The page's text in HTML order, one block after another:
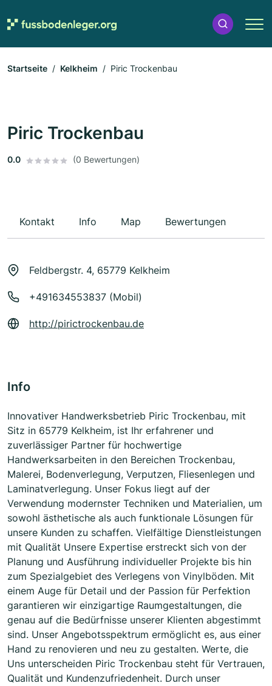
Startseite Kelkheim Piric Trockenbau
Piric Trockenbau
0.0 (0 Bewertungen)
Kontakt Info Map Bewertungen
Feldbergstr. 4, 65779 Kelkheim
+491634553837 (Mobil)
http://pirictrockenbau.de
Info
Innovativer Handwerksbetrieb Piric Trockenbau, mit
Sitz in 65779 Kelkheim, ist Ihr erfahrener und
zuverlässiger Partner für hochwertige
Handwerksarbeiten in den Bereichen Trockenbau,
Malerei, Bodenverlegung, Verputzen, Fliesenlegen und
Laminatverlegung. Unser Fokus liegt auf der
Verwendung modernster Techniken und Materialien, um
sowohl ästhetische als auch funktionale Lösungen für
unsere Kunden zu schaffen. Vielfältige Dienstleistungen
mit Qualität Unsere Expertise erstreckt sich von der
Planung und Ausführung individueller Projekte bis hin
zum Spezialgebiet des Verlegens von Vinylböden. Mit
einem Auge für Detail und der Passion für Perfektion
garantieren wir einzigartige Raumgestaltungen, die
genau auf die Bedürfnisse unserer Klienten abgestimmt
sind. Unser Angebotsspektrum ermöglicht es, aus einer
Hand zu renovieren und neu zu gestalten. Werte, die
Uns unterscheiden Piric Trockenbau steht für Vertrauen,
Qualität und Kundenzufriedenheit. Durch unser